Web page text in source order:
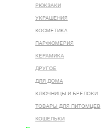
РЮКЗАКИ
УКРАШЕНИЯ
КОСМЕТИКА
ПАРФЮМЕРИЯ
КЕРАМИКА
ДРУГОЕ
ДЛЯ ДОМА
КЛЮЧНИЦЫ И БРЕЛОКИ
ТОВАРЫ ДЛЯ ПИТОМЦЕВ
КОШЕЛЬКИ